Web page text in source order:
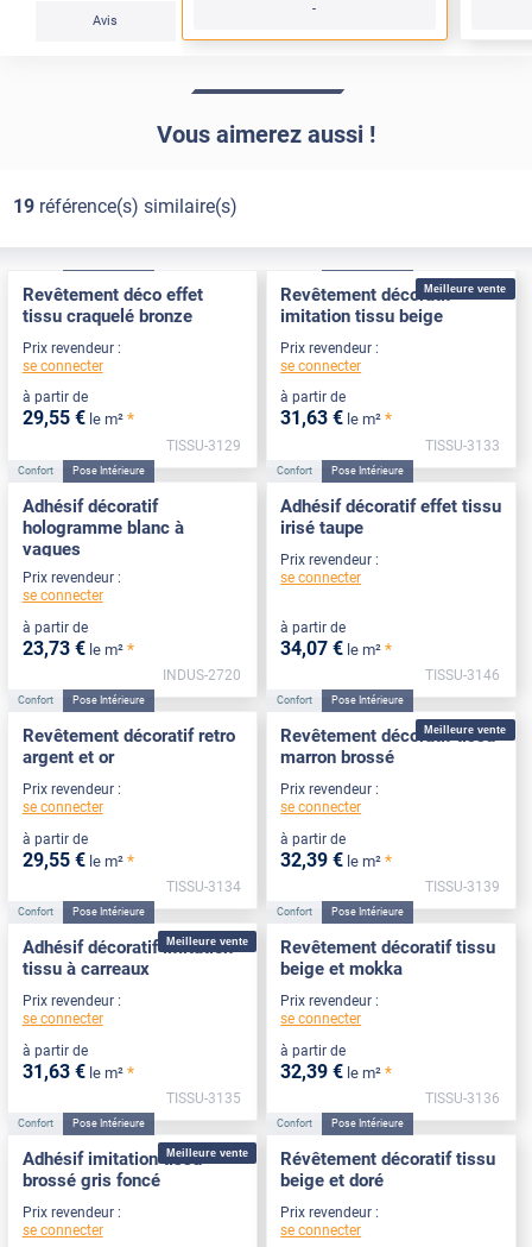
Avis
-
Vous aimerez aussi !
19référence(s) similaire(s)
Revêtement déco effet
tissu craquelé bronze
Prix revendeur :
se connecter
à partir de
29,55 € le m² *
TISSU-3129
Meilleure vente
Revêtement décoratif
imitation tissu beige
Prix revendeur :
se connecter
à partir de
31 ,63 € le m² *
TISSU-3133
Confort Pose Intérieure
Adhésif décoratif
hologramme blanc à
vagues
Prix revendeur :
se connecter
à partir de
23,73 € le m² *
INDUS-2720
Confort Pose Intérieure
Adhésif décoratif effet tissu
irisé taupe
Prix revendeur :
se connecter
à partir de
34,07 € le m² *
TISSU-3146
Confort Pose Intérieure
Revêtement décoratif retro
argent et or
Prix revendeur :
se connecter
à partir de
29,55 € le m² *
TISSU-3134
Meilleure vente
Confort Pose Intérieure
Revêtement décoratif tissu
marron brossé
Prix revendeur :
se connecter
à partir de
32,39 € le m² *
TISSU-3139
Meilleure vente
Confort Pose Intérieure
Adhésif décoratif imitation
tissu à carreaux
Prix revendeur :
se connecter
à partir de
31,63 € le m² *
TISSU-3135
Confort Pose Intérieure
Revêtement décoratif tissu
beige et mokka
Prix revendeur :
se connecter
à partir de
32,39 € le m² *
TISSU-3136
Meilleure vente
Confort Pose Intérieure
Adhésif imitation tissu
brossé gris foncé
Prix revendeur :
se connecter
Confort Pose Intérieure
Révêtement décoratif tissu
beige et doré
Prix revendeur :
se connecter